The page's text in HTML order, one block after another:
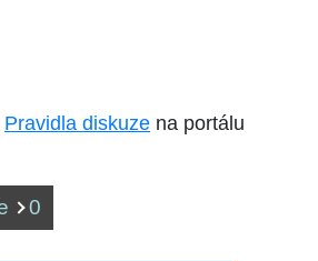
Pravidla diskuze na portálu
0